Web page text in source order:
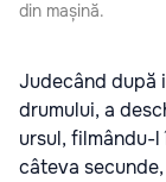
din mașină.
Judecând după
drumului, a
ursul, filmându-
câteva